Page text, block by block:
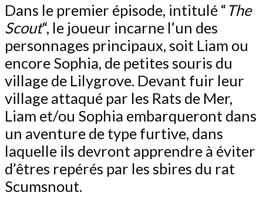
Dans le premier épisode, intitulé “ The
Scout“, le joueur incarne l’un des
personnages principaux, soit Liam ou
encore Sophia, de petites souris du
village de Lilygrove. Devant fuir leur
village attaqué par les Rats de Mer,
Liam et/ou Sophia embarqueront dans
un aventure de type furtive, dans
laquelle ils devront apprendre à éviter
d’êtres repérés par les sbires du rat
Scumsnout.